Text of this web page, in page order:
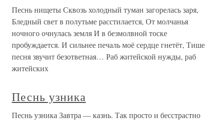
Песнь нищеты Сквозь холодный туман загорелась заря,
Бледный свет в полутьме расстилается, От молчанья
ночного очнулась земля И в безмолвной тоске
пробуждается. И сильнее печаль моё сердце гнетёт, Тише
песня звучит безответная… Раб житейской нужды, раб
житейских
Песнь узника
Песнь узника Завтра — казнь. Так просто и бесстрастно